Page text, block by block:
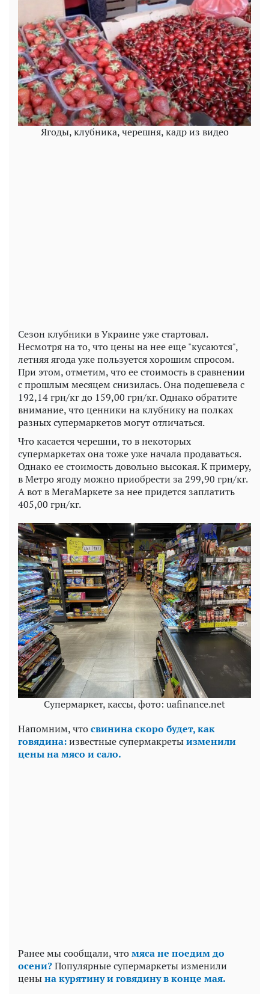
Ягоды, клубника, черешня, кадр из видео
Сезон клубники в Украине уже стартовал.
Несмотря на то, что цены на нее еще "кусаются",
летняя ягода уже пользуется хорошим спросом.
При этом, отметим, что ее стоимость в сравнении
с прошлым месяцем снизилась. Она подешевела с
192,14 грн/кг до 159,00 грн/кг. Однако обратите
внимание, что ценники на клубнику на полках
разных супермаркетов могут отличаться.
Что касается черешни, то в некоторых
супермаркетах она тоже уже начала продаваться.
Однако ее стоимость довольно высокая. К примеру,
в Метро ягоду можно приобрести за 299,90 грн/кг.
А вот в МегаМаркете за нее придется заплатить
405,00 грн/кг.
Супермаркет, кассы, фото: uafinance.net
Напомним, чтосвинина скоро будет, как
говядина:известные супермакретыизменили
цены на мясо и сало.
Ранее мы сообщали, чтомяса не поедим до
осени?Популярные супермаркеты изменили
ценына курятину и говядину в конце мая.